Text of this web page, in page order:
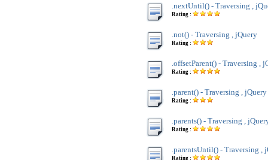
.nextUntil() - Traversing ,
Rating :
.not() - Traversing , jQuery
Rating :
.offsetParent() - Traversing ,
Rating :
.parent() - Traversing , jQuery
Rating :
.parents() - Traversing ,
Rating :
.parentsUntil() - Traversing ,
Rating :